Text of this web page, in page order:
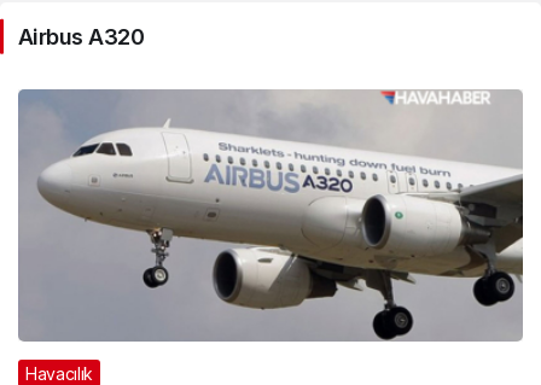
A320
Haberleri
Airbus A320
Havacılık